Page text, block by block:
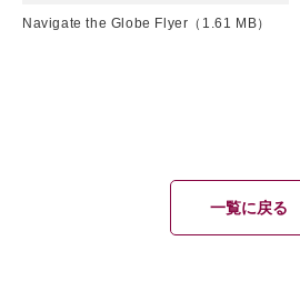
Navigate the Globe Flyer （1.61 MB）
一覧に戻る